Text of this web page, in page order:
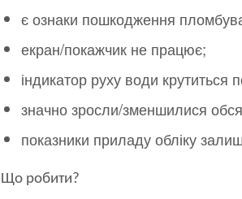
є ознаки пошкодження
екран/покажчик не працює;
індикатор руху води
значно зросли/зменшилися
показники приладу обліку
Що робити?